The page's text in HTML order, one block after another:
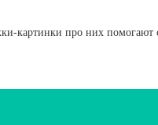
картинки про них помогают